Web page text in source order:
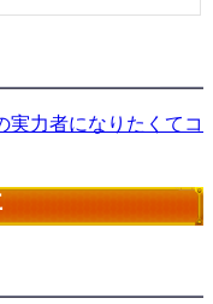
実力者になりたくてコ